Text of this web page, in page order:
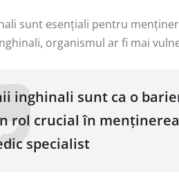
sunt esențiali pentru
organismul ar fi mai
inghinali sunt ca o
rol crucial în
specialist